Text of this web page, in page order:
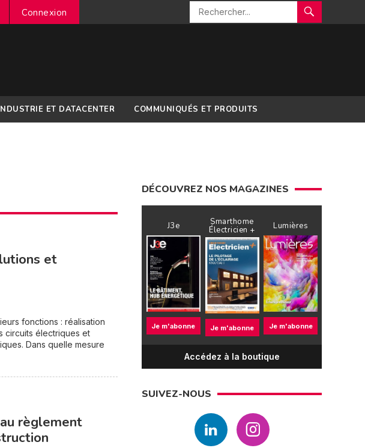
Connexion
ET DATACENTER COMMUNIQUÉS ET PRODUITS
et
fonctions : réalisation
circuits électriques et
Dans quelle mesure
règlement
DÉCOUVREZ NOS MAGAZINES
J3e
Je m'abonne
Smarthome
Électricien +
Je m'abonne
Lumières
Je m'abonne
Accédez à la boutique
SUIVEZ-NOUS